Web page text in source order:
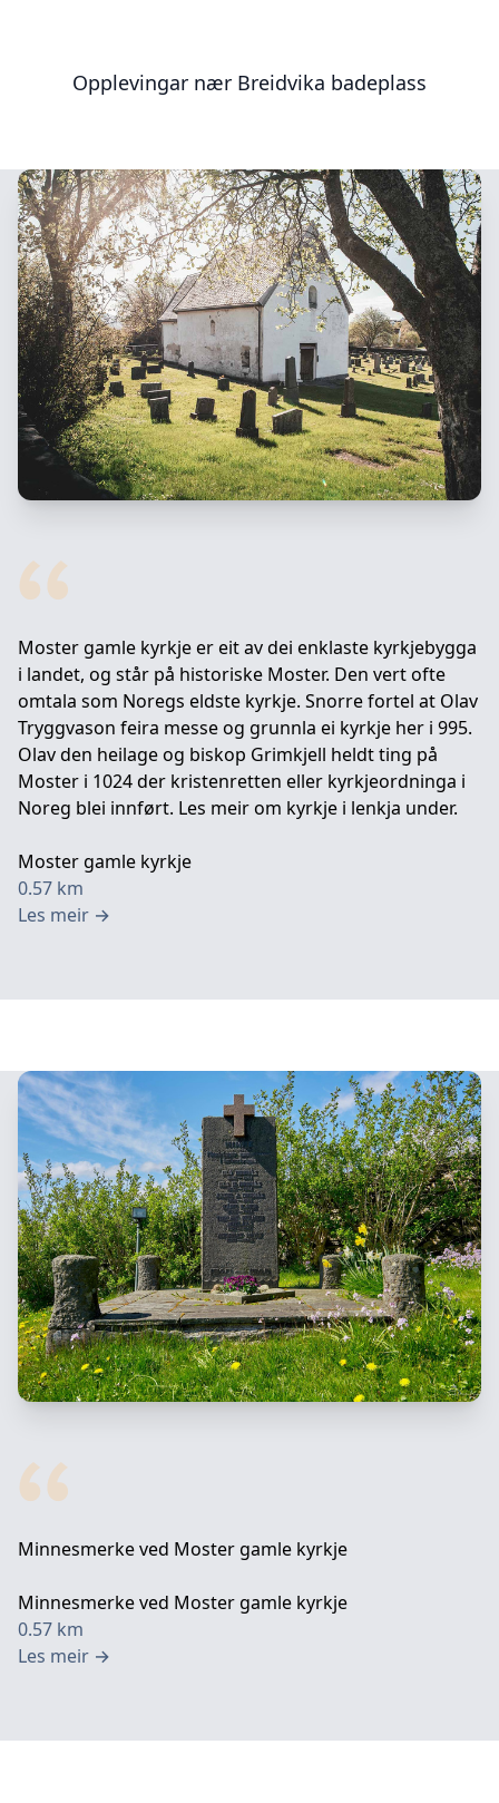
Opplevingar nær Breidvika badeplass
Moster gamle kyrkje er eit av dei enklaste kyrkjebygga
i landet, og står på historiske Moster. Den vert ofte
omtala som Noregs eldste kyrkje. Snorre fortel at Olav
Tryggvason feira messe og grunnla ei kyrkje her i 995.
Olav den heilage og biskop Grimkjell heldt ting på
Moster i 1024 der kristenretten eller kyrkjeordninga i
Noreg blei innført. Les meir om kyrkje i lenkja under.
Moster gamle kyrkje
0.57 km
Les meir →
Minnesmerke ved Moster gamle kyrkje
Minnesmerke ved Moster gamle kyrkje
0.57 km
Les meir →